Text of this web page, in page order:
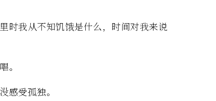
时我从不知饥饿是什么，时间对我来说
。
感受孤独。